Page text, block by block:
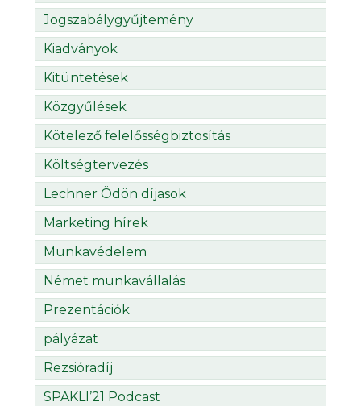
Jogszabálygyűjtemény
Kiadványok
Kitüntetések
Közgyűlések
Kötelező felelősségbiztosítás
Költségtervezés
Lechner Ödön díjasok
Marketing hírek
Munkavédelem
Német munkavállalás
Prezentációk
pályázat
Rezsióradíj
SPAKLI’21 Podcast